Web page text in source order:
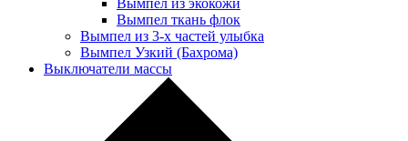
Вымпел ткань флок
Вымпел из 3-х частей улыбка
Вымпел Узкий (Бахрома)
Выключатели массы